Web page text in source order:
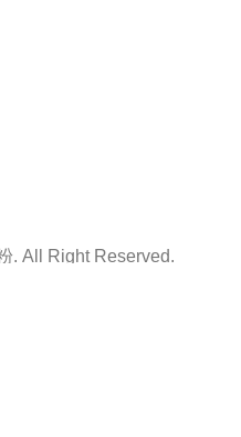
. All Right Reserved.